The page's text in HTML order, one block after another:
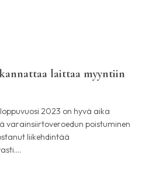
laittaa myyntiin
2023 on hyvä aika
varainsiirtoveroedun poistuminen
liikehdintää